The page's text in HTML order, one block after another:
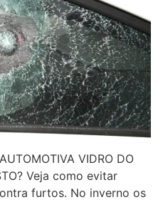
VIDRO DO
Veja como evitar
furtos. No inverno os